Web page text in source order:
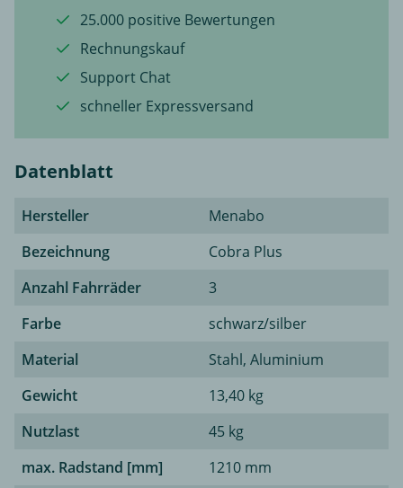
25.000 positive Bewertungen
Rechnungskauf
Support Chat
schneller Expressversand
Datenblatt
Hersteller
Menabo
Bezeichnung
Cobra Plus
Anzahl Fahrräder
3
Farbe
schwarz/silber
Material
Stahl, Aluminium
Gewicht
13,40 kg
Nutzlast
45 kg
max. Radstand [mm]
1210 mm